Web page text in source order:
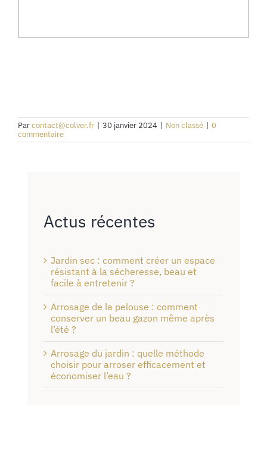
Parcontact@colver.fr | 30 janvier 2024 | Non classé | 0
commentaire
Actus récentes
Jardin sec : comment créer un espace
résistant à la sécheresse, beau et
facile à entretenir ?
Arrosage de la pelouse : comment
conserver un beau gazon même après
l’été ?
Arrosage du jardin : quelle méthode
choisir pour arroser efficacement et
économiser l’eau ?